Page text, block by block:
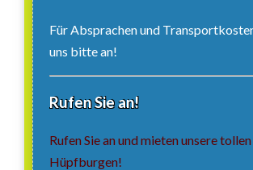
Für Absprachen und
uns bitte an!
Rufen Sie an!
Rufen Sie an und mieten unsere tollen
Hüpfburgen!